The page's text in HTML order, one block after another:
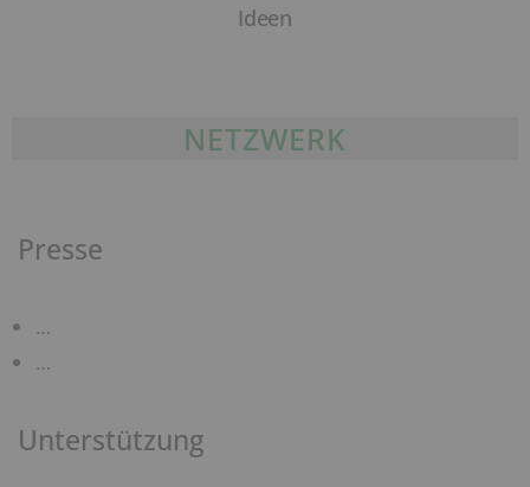
Ideen
NETZWERK
Presse
…
…
Unterstützung